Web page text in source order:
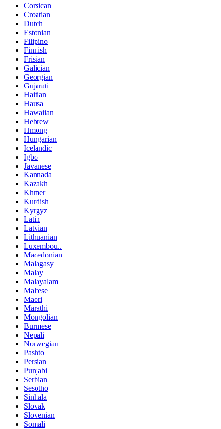
Corsican
Croatian
Dutch
Estonian
Filipino
Finnish
Frisian
Galician
Georgian
Gujarati
Haitian
Hausa
Hawaiian
Hebrew
Hmong
Hungarian
Icelandic
Igbo
Javanese
Kannada
Kazakh
Khmer
Kurdish
Kyrgyz
Latin
Latvian
Lithuanian
Luxembou..
Macedonian
Malagasy
Malay
Malayalam
Maltese
Maori
Marathi
Mongolian
Burmese
Nepali
Norwegian
Pashto
Persian
Punjabi
Serbian
Sesotho
Sinhala
Slovak
Slovenian
Somali